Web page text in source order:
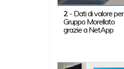
2- Dati di valore per
Gruppo Morellato
grazie a NetApp